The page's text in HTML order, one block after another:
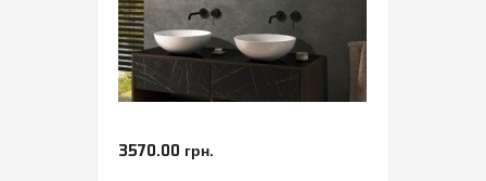
3570.00 грн.